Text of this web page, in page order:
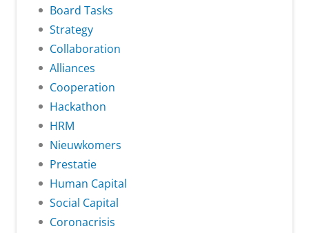
Board Tasks
Strategy
Collaboration
Alliances
Cooperation
Hackathon
HRM
Nieuwkomers
Prestatie
Human Capital
Social Capital
Coronacrisis